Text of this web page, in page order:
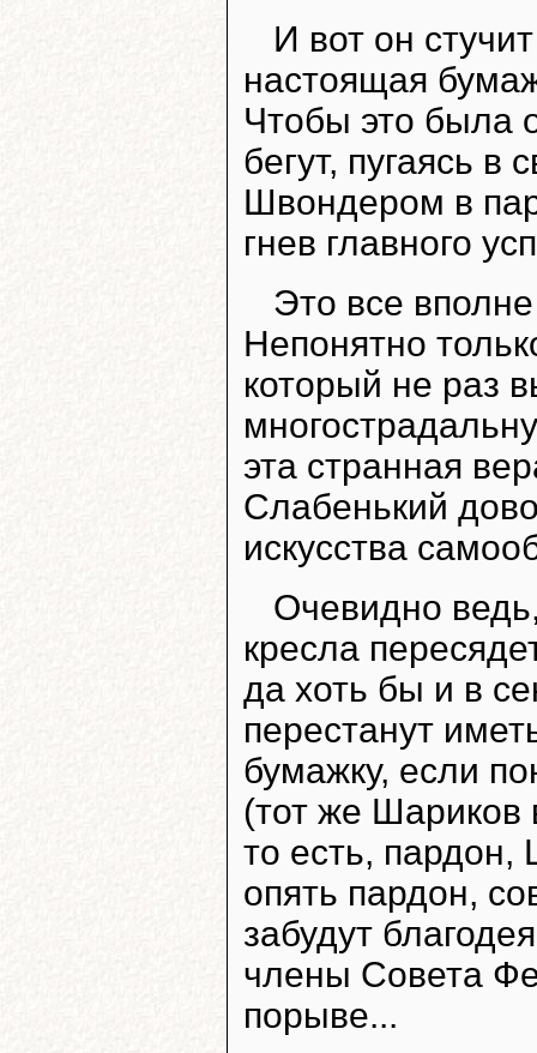
И вот он
настоящая
Чтобы это была
бегут, пугаясь
Швондером в
гнев главного
Это все
Непонятно
который не раз
эта странная
Слабенький
искусства
Очевидно
кресла
да хоть бы и в
перестанут
бумажку, если
(тот же Шариков
то есть,
опять пардон,
забудут
члены Совета
порыве...